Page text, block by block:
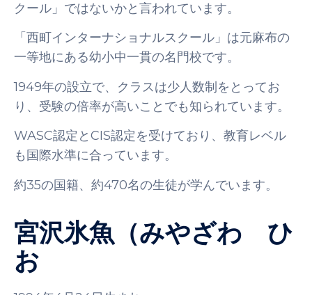
クール」ではないかと言われています。
「西町インターナショナルスクール」は元麻布の
一等地にある幼小中一貫の名門校です。
1949年の設立で、クラスは少人数制をとってお
り、受験の倍率が高いことでも知られています。
WASC認定とCIS認定を受けており、教育レベル
も国際水準に合っています。
約35の国籍、約470名の生徒が学んでいます。
宮沢氷魚（みやざわ ひ
お